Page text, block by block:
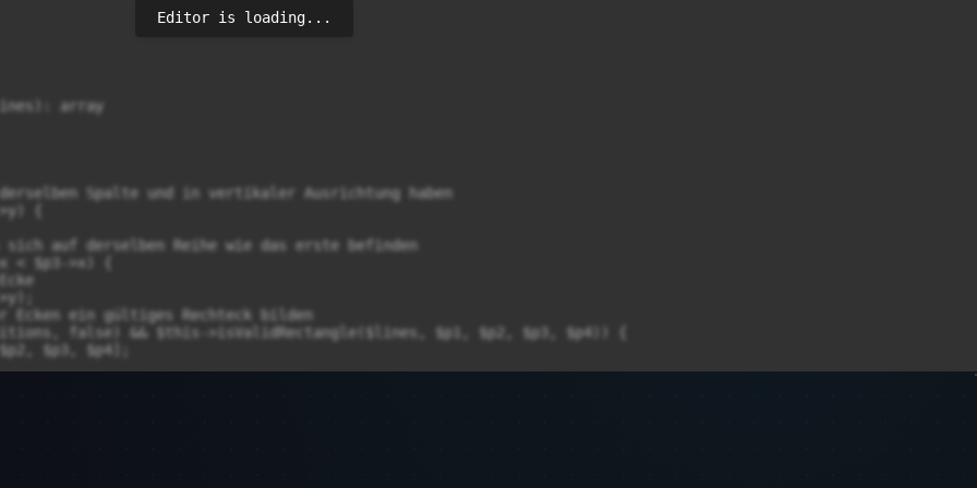
array
Spalte und in vertikaler Ausrichtung haben
{
auf derselben Reihe wie das erste befinden
< $p3->x) {
Ecken ein gültiges Rechteck bilden
false) && $this->isValidRectangle($lines, $p1, $p2, $p3, $p4)) {
$p3, $p4];
Editor is loading...